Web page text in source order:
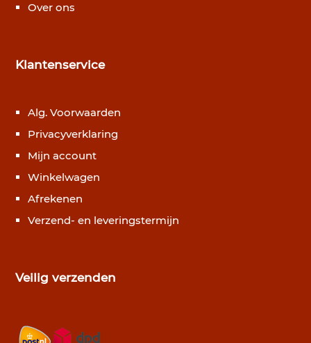
Over ons
Klantenservice
Alg. Voorwaarden
Privacyverklaring
Mijn account
Winkelwagen
Afrekenen
Verzend- en leveringstermijn
Veilig verzenden